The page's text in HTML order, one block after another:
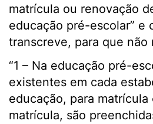
matrícula ou renovação
educação pré-escolar” e
transcreve, para que não
“1 – Na educação pré-
existentes em cada
educação, para
matrícula, são